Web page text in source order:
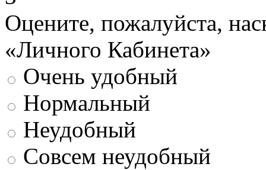
Оцените, пожалуйста,
«Личного Кабинета»
Очень удобный
Нормальный
Неудобный
Совсем неудобный